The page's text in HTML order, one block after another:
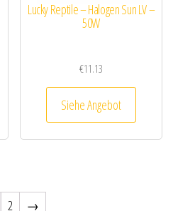
Lucky Reptile – Halogen Sun LV –
50W
€11.13
Siehe Angebot
2 →